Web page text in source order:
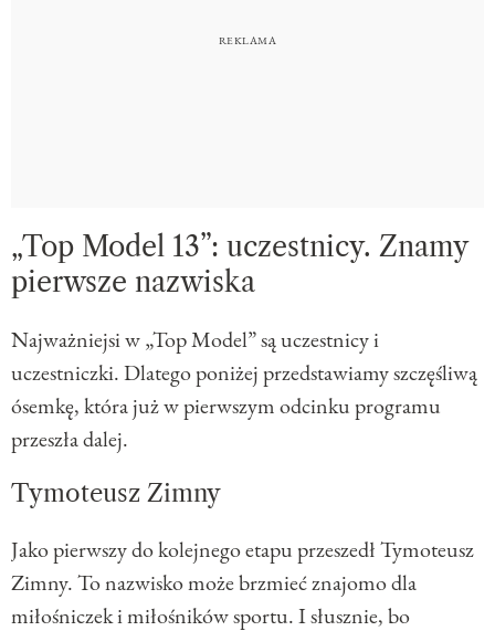
„Top Model 13”: uczestnicy. Znamy
pierwsze nazwiska
Najważniejsi w „Top Model” są uczestnicy i
uczestniczki. Dlatego poniżej przedstawiamy szczęśliwą
ósemkę, która już w pierwszym odcinku programu
przeszła dalej.
Tymoteusz Zimny
Jako pierwszy do kolejnego etapu przeszedł Tymoteusz
Zimny. To nazwisko może brzmieć znajomo dla
miłośniczek i miłośników sportu. I słusznie, bo